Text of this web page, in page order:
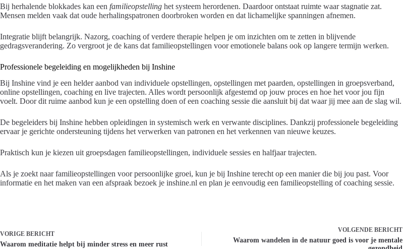
Bij herhalende blokkades kan een familieopstelling het systeem herordenen. Daardoor ontstaat ruimte waar stagnatie zat.
Mensen melden vaak dat oude herhalingspatronen doorbroken worden en dat lichamelijke spanningen afnemen.
Integratie blijft belangrijk. Nazorg, coaching of verdere therapie helpen je om inzichten om te zetten in blijvende
gedragsverandering. Zo vergroot je de kans dat familieopstellingen voor emotionele balans ook op langere termijn werken.
Professionele begeleiding en mogelijkheden bij Inshine
Bij Inshine vind je een helder aanbod van individuele opstellingen, opstellingen met paarden, opstellingen in groepsverband,
online opstellingen, coaching en live trajecten. Alles wordt persoonlijk afgestemd op jouw proces en hoe het voor jou fijn
voelt. Door dit ruime aanbod kun je een opstelling doen of een coaching sessie die aansluit bij dat waar jij mee aan de slag wil.
De begeleiders bij Inshine hebben opleidingen in systemisch werk en verwante disciplines. Dankzij professionele begeleiding
ervaar je gerichte ondersteuning tijdens het verwerken van patronen en het verkennen van nieuwe keuzes.
Praktisch kun je kiezen uit groepsdagen familieopstellingen, individuele sessies en halfjaar trajecten.
Als je zoekt naar familieopstellingen voor persoonlijke groei, kun je bij Inshine terecht op een manier die bij jou past. Voor
informatie en het maken van een afspraak bezoek je inshine.nl en plan je eenvoudig een familieopstelling of coaching sessie.
VORIGE BERICHT
Waarom meditatie helpt bij minder stress en meer rust
VOLGENDEBERICHT
Waarom wandelen in de natuur goed is voor je mentale